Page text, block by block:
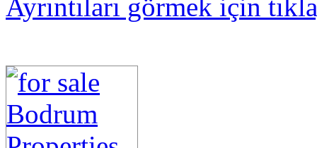
Ayrıntıları görmek için